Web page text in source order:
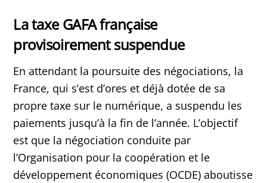
La taxe GAFA française
provisoirement suspendue
En attendant la poursuite des négociations, la
France, qui s’est d’ores et déjà dotée de sa
propre taxe sur le numérique, a suspendu les
paiements jusqu’à la fin de l’année. L’objectif
est que la négociation conduite par
l’Organisation pour la coopération et le
développement économiques (OCDE) aboutisse